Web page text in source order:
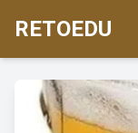
RETOEDU